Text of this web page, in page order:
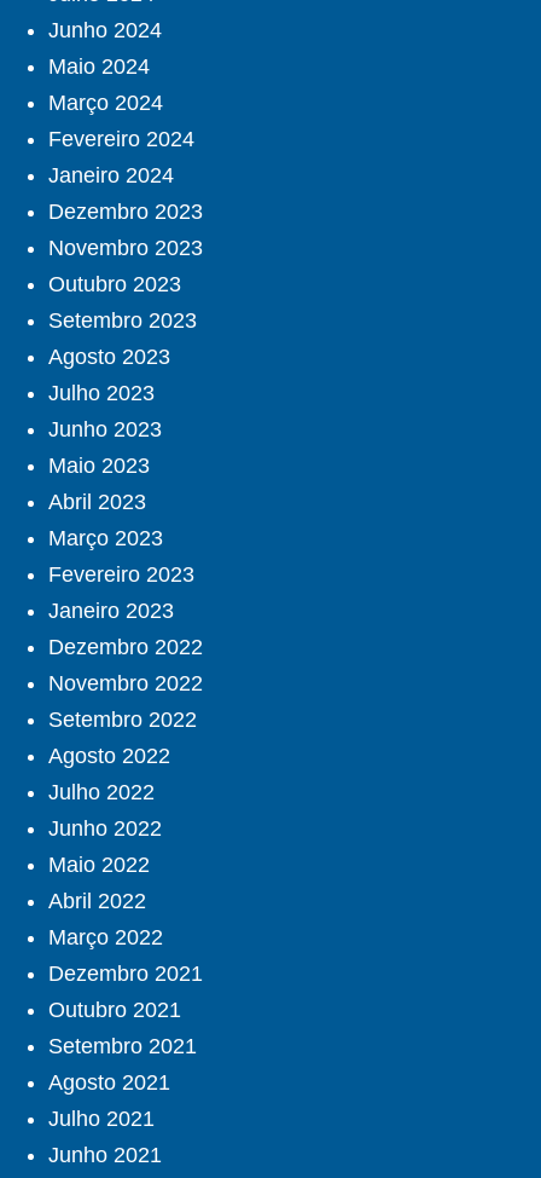
Junho 2024
Maio 2024
Março 2024
Fevereiro 2024
Janeiro 2024
Dezembro 2023
Novembro 2023
Outubro 2023
Setembro 2023
Agosto 2023
Julho 2023
Junho 2023
Maio 2023
Abril 2023
Março 2023
Fevereiro 2023
Janeiro 2023
Dezembro 2022
Novembro 2022
Setembro 2022
Agosto 2022
Julho 2022
Junho 2022
Maio 2022
Abril 2022
Março 2022
Dezembro 2021
Outubro 2021
Setembro 2021
Agosto 2021
Julho 2021
Junho 2021